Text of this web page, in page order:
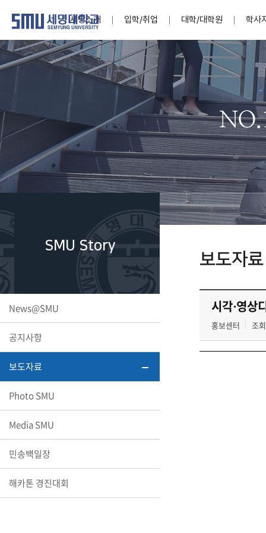
세명소개
세명소개
인재양성이 국가의 미래
세상을 밝게 비추는 인재양성
사이버투어 홍보브로슈어
학교법인
열린총장
대학소개
입학/취업
입학/취업
인재양성이 국가의 미래
세상을 밝게 비추는 인재양성
사이버투어 홍보브로슈어
대학
대학원
Students
취·창업
대학/대학원
대학/대학원
인재양성이 국가의 미래
세상을 밝게 비추는 인재양성
사이버투어 홍보브로슈어
대학
대학원
평생교육
학사
학사지원
인재양성이 국가의 미래
세상을 밝게 비추는 인재양성
사이버투어 홍보브로슈어
학사공지
학사일정
학사정보
대학생활
인재양성이 국가의 미래
세상을 밝게 비추는 인재양성
사이버투어 홍보브로슈어
대학생활
학생지원
학생활동
시설이용
연구/산학
인재양성이 국가의 미래
세상을 밝게 비추는 인재양성
사이버투어 홍보브로슈어
산학협력단
교내연구
연구윤리
LINC+ 사
기관/시설
인재양성이 국가의 미래
세상을 밝게 비추는 인재양성
사이버투어 홍보브로슈어
기구조직표
특별기구
대학본부
부속기관
부설연구소
SMU Story
인재양성이 국가의 미래
세상을 밝게 비추는 인재양성
사이버투어 홍보브로슈어
공지사항
보도자료
Photo
해카톤 경
소통·공감
인재양성이 국가의 미래
세상을 밝게 비추는 인재양성
사이버투어 홍보브로슈어
소통·공감
공익신고
학교기업
인재양성이 국가의 미래
세상을 밝게 비추는 인재양성
사이버투어 홍보브로슈어
학교기업
세명네이처
세네뜨리
S:MU 스
미
S:MU
S:MU
SMU Story
News@SMU
공지사항
보도자료
Photo SMU
Media SMU
민송백일장
해카톤 경진대회
보도자료
시각⋅영상
홍보센터 조